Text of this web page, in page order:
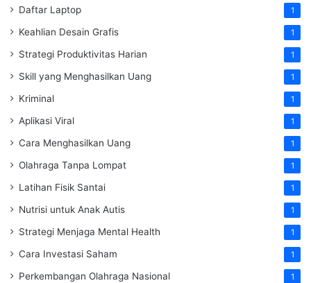
Daftar Laptop 1
Keahlian Desain Grafis 1
Strategi Produktivitas Harian 1
Skill yang Menghasilkan Uang 1
Kriminal 1
Aplikasi Viral 1
Cara Menghasilkan Uang 1
Olahraga Tanpa Lompat 1
Latihan Fisik Santai 1
Nutrisi untuk Anak Autis 1
Strategi Menjaga Mental Health 1
Cara Investasi Saham 1
Perkembangan Olahraga Nasional 1